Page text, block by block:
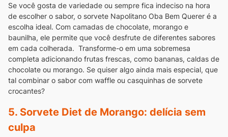
Se você gosta de variedade ou sempre fica indeciso na hora
de escolher o sabor, o sorvete Napolitano Oba Bem Querer é a
escolha ideal. Com camadas de chocolate, morango e
baunilha, ele permite que você desfrute de diferentes sabores
em cada colherada. Transforme-o em uma sobremesa
completa adicionando frutas frescas, como bananas, caldas de
chocolate ou morango. Se quiser algo ainda mais especial, que
tal combinar o sabor com waffle ou casquinhas de sorvete
crocantes?
5. Sorvete Diet de Morango: delícia sem
culpa